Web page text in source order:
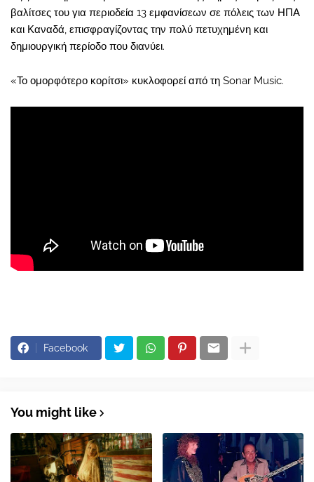
βαλίτσες του για περιοδεία 13 εμφανίσεων σε πόλεις των ΗΠΑ
και Καναδά, επισφραγίζοντας την πολύ πετυχημένη και
δημιουργική περίοδο που διανύει.
«Το ομορφότερο κορίτσι» κυκλοφορεί από τη Sonar Music.
Facebook
You might like